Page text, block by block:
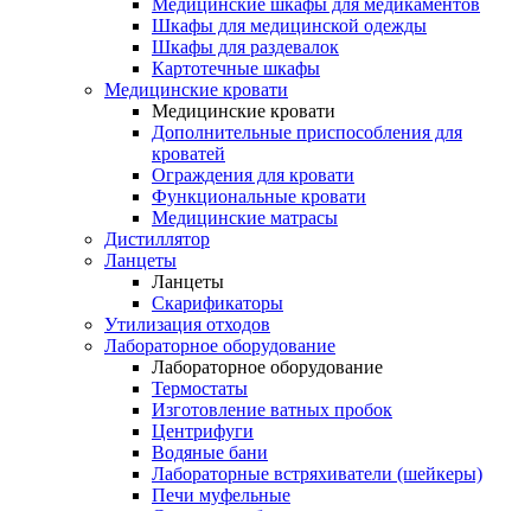
Медицинские шкафы для медикаментов
Шкафы для медицинской одежды
Шкафы для раздевалок
Картотечные шкафы
Медицинские кровати
Медицинские кровати
Дополнительные приспособления для
кроватей
Ограждения для кровати
Функциональные кровати
Медицинские матрасы
Дистиллятор
Ланцеты
Ланцеты
Скарификаторы
Утилизация отходов
Лабораторное оборудование
Лабораторное оборудование
Термостаты
Изготовление ватных пробок
Центрифуги
Водяные бани
Лабораторные встряхиватели (шейкеры)
Печи муфельные